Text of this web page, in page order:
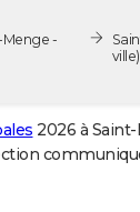
Menge -
ville)
2026 à